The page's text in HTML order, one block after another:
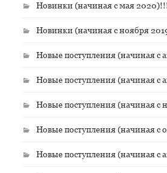
Новинки (начиная с мая
Новинки (начиная с ноября
Новые поступления (начиная с
Новые поступления (начиная с
Новые поступления (начиная с
Новые поступления (начиная с
Новые поступления (начиная с